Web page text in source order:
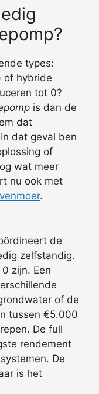
types:
of hybride
tot 0?
is dan de
dat
dat geval ben
of
wat meer
nu ook met
.
de
zelfstandig.
zijn. Een
of de
tussen €5.000
De full
rendement
De
is het